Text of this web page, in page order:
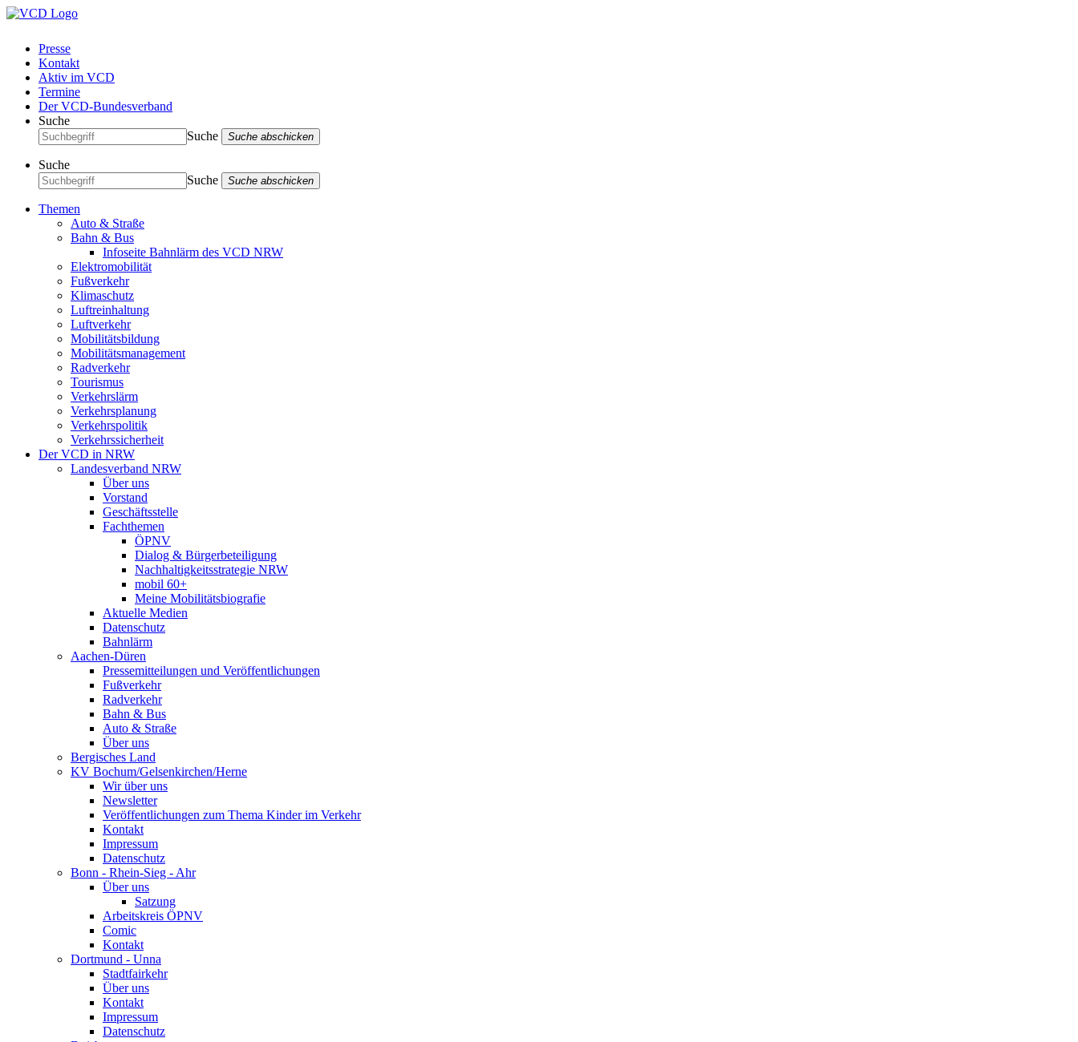
Presse
Kontakt
Aktiv im VCD
Termine
Der VCD-Bundesverband
Suche
Suche
Suche abschicken
Suche
Suche
Suche abschicken
Themen
Auto & Straße
Bahn & Bus
Infoseite Bahnlärm des VCD NRW
Elektromobilität
Fußverkehr
Klimaschutz
Luftreinhaltung
Luftverkehr
Mobilitätsbildung
Mobilitätsmanagement
Radverkehr
Tourismus
Verkehrslärm
Verkehrsplanung
Verkehrspolitik
Verkehrssicherheit
Der VCD in NRW
Landesverband NRW
Über uns
Vorstand
Geschäftsstelle
Fachthemen
ÖPNV
Dialog & Bürgerbeteiligung
Nachhaltigkeitsstrategie NRW
mobil 60+
Meine Mobilitätsbiografie
Aktuelle Medien
Datenschutz
Bahnlärm
Aachen-Düren
Pressemitteilungen und Veröffentlichungen
Fußverkehr
Radverkehr
Bahn & Bus
Auto & Straße
Über uns
Bergisches Land
KV Bochum/Gelsenkirchen/Herne
Wir über uns
Newsletter
Veröffentlichungen zum Thema Kinder im Verkehr
Kontakt
Impressum
Datenschutz
Bonn - Rhein-Sieg - Ahr
Über uns
Satzung
Arbeitskreis ÖPNV
Comic
Kontakt
Dortmund - Unna
Stadtfairkehr
Über uns
Kontakt
Impressum
Datenschutz